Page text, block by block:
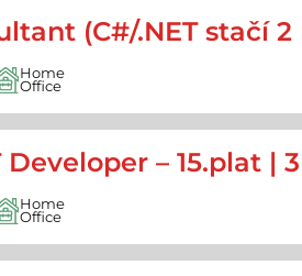
(C#/.NET stačí
Home
Office
Developer – 15.plat |
Home
Office